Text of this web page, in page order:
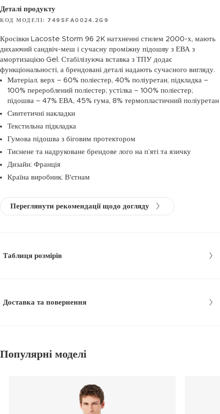
Деталі продукту
КОД МОДЕЛІ: 749SFA0024.2G9
Кросівки Lacoste Storm 96 2K натхненні стилем 2000-х, мають
дихаючий сандвіч-меш і сучасну проміжну підошву з ЕВА з
амортизацією Gel. Стабілізуюча вставка з ТПУ додає
функціональності, а брендовані деталі надають сучасного вигляду.
Матеріал: верх – 60% поліестер, 40% поліуретан; підкладка –
100% перероблений поліестер; устілка – 100% поліестер;
підошва – 47% ЕВА, 45% гума, 8% термопластичний поліуретан
Синтетичні накладки
Текстильна підкладка
Гумова підошва з біговим протектором
Тиснене та надруковане брендове лого на п’яті та язичку
Дизайн: Франція
Країна виробник: В'єтнам
Переглянути рекомендації щодо догляду
Таблиця розмірів
Доставка та повернення
Популярні моделі